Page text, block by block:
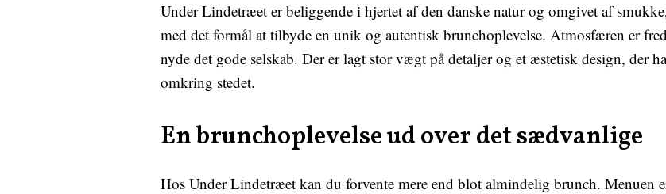
Under Lindetræet er beliggende i hjertet af den danske natur og omgivet af
med det formål at tilbyde en unik og autentisk brunchoplevelse. Atmosfæren er
nyde det gode selskab. Der er lagt stor vægt på detaljer og et æstetisk design, der
omkring stedet.
En brunchoplevelse ud over det sædvanlige
Hos Under Lindetræet kan du forvente mere end blot almindelig brunch. Menuen